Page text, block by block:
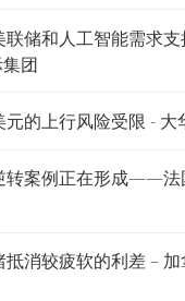
储和人工智能需求
团
元的上行风险受限 - 大
转案例正在形成——法
消较疲软的利差 –